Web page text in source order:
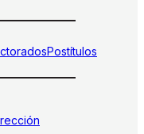
Postítulos